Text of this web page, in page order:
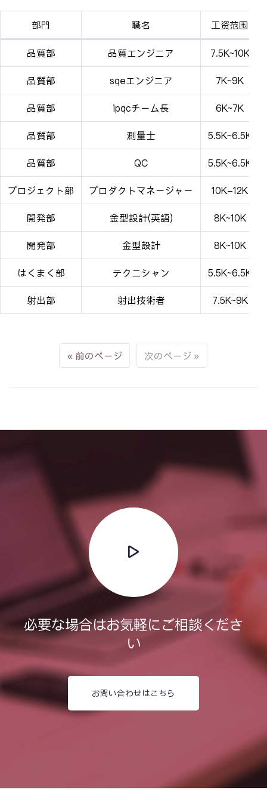
部門 職名 工资范围
品質部 品質エンジニア 7.5K~10K
品質部 sqeエンジニア 7K~9K
品質部 ipqcチーム長 6K~7K
品質部 測量士 5.5K~6.5K
品質部 QC 5.5K~6.5K
プロジェクト部 プロダクトマネージャー 10K-12K
開発部 金型設計(英語) 8K~10K
開発部 金型設計 8K~10K
はくまく部 テクニシャン 5.5K~6.5K
射出部 射出技術者 7.5K~9K
前のページ 次のページ
必要な場合はお気軽にご相談くださ
い
お問い合わせはこちら